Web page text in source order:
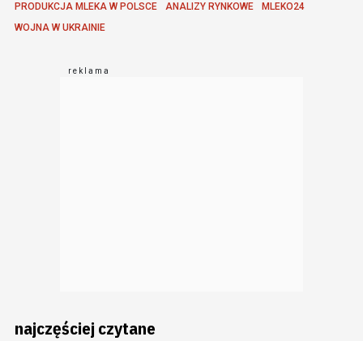
PRODUKCJA MLEKA W POLSCE
ANALIZY RYNKOWE
MLEKO24
WOJNA W UKRAINIE
najczęściej czytane